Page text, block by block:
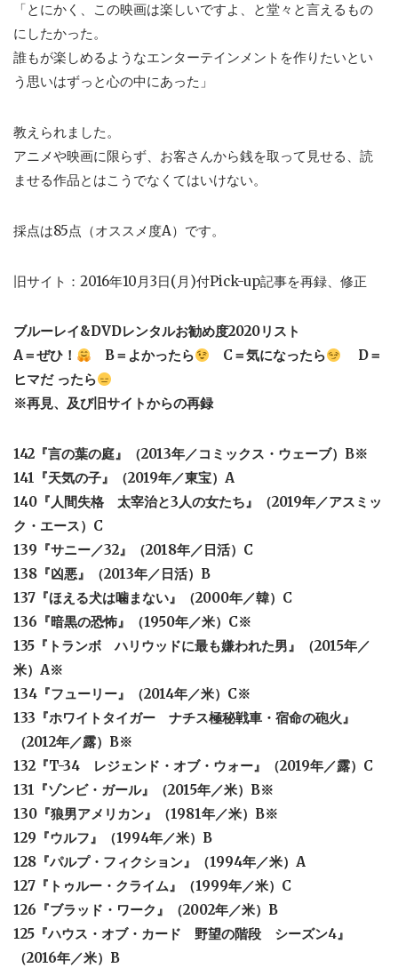
「とにかく、この映画は楽しいですよ、と堂々と言えるもの
にしたかった。
誰もが楽しめるようなエンターテインメントを作りたいとい
う思いはずっと心の中にあった」
教えられました。
アニメや映画に限らず、お客さんから銭を取って見せる、読
ませる作品とはこうでなくてはいけない。
採点は85点（オススメ度A）です。
旧サイト：2016年10月3日(月)付Pick-up記事を再録、修正
ブルーレイ&DVDレンタルお勧め度2020リスト
A＝ぜひ！
B＝よかったら C＝気になったら
D＝
ヒマだ ったら
※再見、及び旧サイトからの再録
142『言の葉の庭』（2013年／コミックス・ウェーブ）B※
141『天気の子』（2019年／東宝）A
140『人間失格 太宰治と3人の女たち』（2019年／アスミッ
ク・エース）C
139『サニー／32』（2018年／日活）C
138『凶悪』（2013年／日活）B
137『ほえる犬は噛まない』（2000年／韓）C
136『暗黒の恐怖』（1950年／米）C※
135『トランボ ハリウッドに最も嫌われた男』（2015年／
米）A※
134『フューリー』（2014年／米）C※
133『ホワイトタイガー ナチス極秘戦車・宿命の砲火』
（2012年／露）B※
132『T-34 レジェンド・オブ・ウォー』（2019年／露）C
131『ゾンビ・ガール』（2015年／米）B※
130『狼男アメリカン』（1981年／米）B※
129『ウルフ』（1994年／米）B
128『パルプ・フィクション』（1994年／米）A
127『トゥルー・クライム』（1999年／米）C
126『ブラッド・ワーク』（2002年／米）B
125『ハウス・オブ・カード 野望の階段 シーズン4』
（2016年／米）B